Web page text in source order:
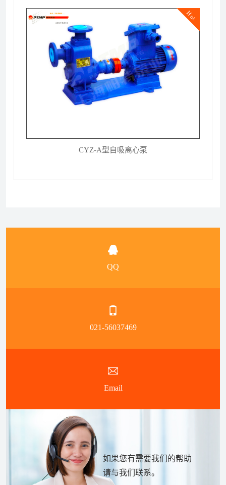
Hot
CYZ-A型自吸离心泵
QQ
021-56037469
Email
如果您有需要我们的帮助
请与我们联系。